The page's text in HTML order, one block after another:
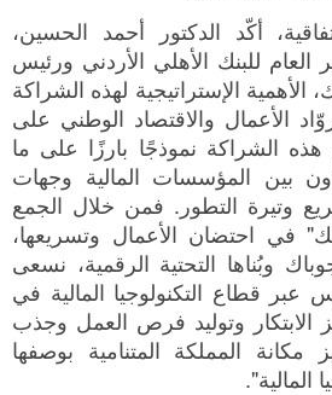
أكّد الدكتور أحمد الحسين،
العام للبنك الأهلي الأردني ورئيس
الإستراتيجية لهذه الشراكة
الأعمال والاقتصاد الوطني على
هذه الشراكة نموذجًا بارزًا على ما
بين المؤسسات المالية وجهات
وتيرة التطور. فمن خلال الجمع
في احتضان الأعمال وتسريعها،
وبُناها التحتية الرقمية، نسعى
عبر قطاع التكنولوجيا المالية في
الابتكار وتوليد فرص العمل وجذب
مكانة المملكة المتنامية بوصفها
المالية".